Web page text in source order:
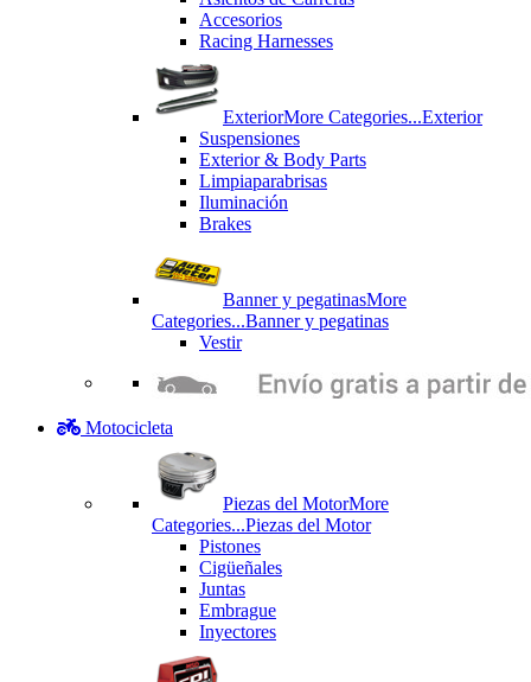
Accesorios
Racing Harnesses
ExteriorMore Categories...Exterior
Suspensiones
Exterior & Body Parts
Limpiaparabrisas
Iluminación
Brakes
Banner y pegatinasMore
Categories...Banner y pegatinas
Vestir
Motocicleta
Piezas del MotorMore
Categories...Piezas del Motor
Pistones
Cigüeñales
Juntas
Εmbrague
Inyectores